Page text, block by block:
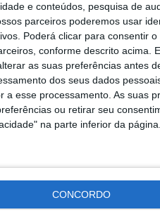
e conteúdos, pesquisa de
parceiros poderemos usar
Poderá clicar para consentir o
conforme descrito acima.
as suas preferências antes
dos seus dados
esse processamento. As suas
ou retirar seu
na parte inferior da página.
CONCORDO